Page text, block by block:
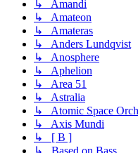
↳ Amandi
↳ Amateon
↳ Amateras
↳ Anders Lundqvist
↳ Anosphere
↳ Aphelion
↳ Area 51
↳ Astralia
↳ Atomic Space
↳ Axis Mundi
↳ [ B ]
↳ Based on Bass